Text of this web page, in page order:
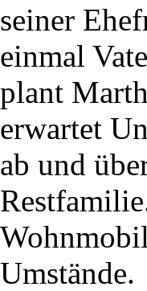
seiner
einmal
plant
erwartet
ab und
Umstände.